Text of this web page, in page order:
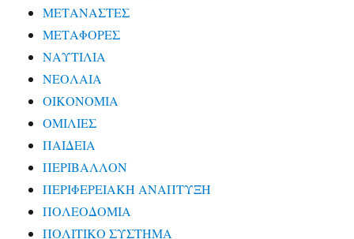
ΜΕΤΑΝΑΣΤΕΣ
ΜΕΤΑΦΟΡΕΣ
ΝΑΥΤΙΛΙΑ
ΝΕΟΛΑΙΑ
ΟΙΚΟΝΟΜΙΑ
ΟΜΙΛΙΕΣ
ΠΑΙΔΕΙΑ
ΠΕΡΙΒΑΛΛΟΝ
ΠΕΡΙΦΕΡΕΙΑΚΗ ΑΝΑΠΤΥΞΗ
ΠΟΛΕΟΔΟΜΙΑ
ΠΟΛΙΤΙΚΟ ΣΥΣΤΗΜΑ